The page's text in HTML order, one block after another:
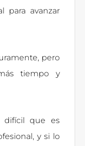
para avanzar
pero
tiempo y
difícil que es
y si lo